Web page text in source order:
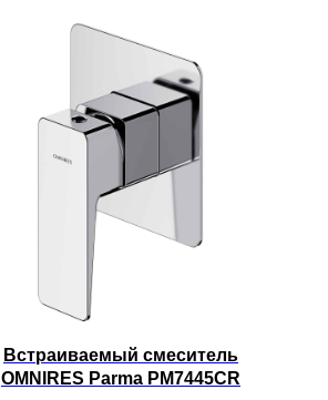
Встраиваемый смеситель
OMNIRES Parma PM7445CR